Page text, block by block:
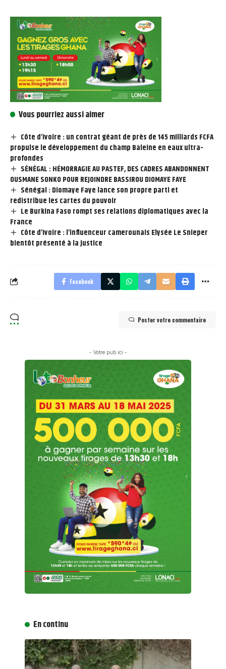
Vous pourriez aussi aimer
Côte d’Ivoire : un contrat géant de près de 145 milliards FCFA
propulse le développement du champ Baleine en eaux ultra-
profondes
SÉNÉGAL : HÉMORRAGIE AU PASTEF, DES CADRES ABANDONNENT
OUSMANE SONKO POUR REJOINDRE BASSIROU DIOMAYE FAYE
Sénégal : Diomaye Faye lance son propre parti et
redistribue les cartes du pouvoir
Le Burkina Faso rompt ses relations diplomatiques avec la
France
Côte d’Ivoire : l’influenceur camerounais Elysée Le Snieper
bientôt présenté à la justice
Facebook
Poster votre commentaire
- Votre pub ici -
En continu